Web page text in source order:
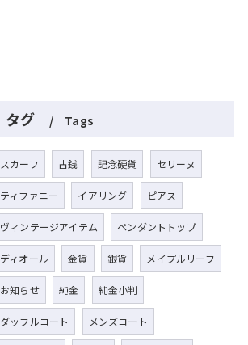
タグ Tags
スカーフ 古銭 記念硬貨 セリーヌ
ティファニー イアリング ピアス
ヴィンテージアイテム ペンダントトップ
ディオール 金貨 銀貨 メイプルリーフ
お知らせ 純金 純金小判
ダッフルコート メンズコート